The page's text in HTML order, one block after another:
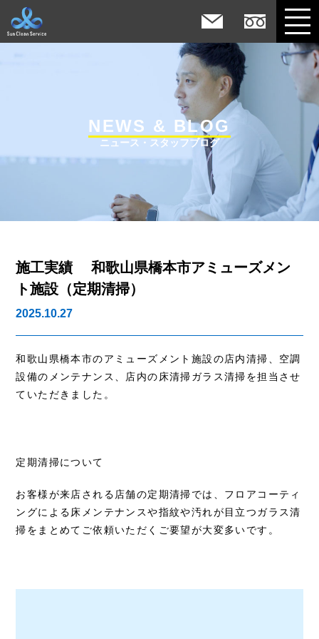
NEWS & BLOG
ニュース・スタッフブログ
施工実績 和歌山県橋本市アミューズメン
ト施設（定期清掃）
2025.10.27
和歌山県橋本市のアミューズメント施設の店内清掃、空調
設備のメンテナンス、店内の床清掃ガラス清掃を担当させ
ていただきました。
定期清掃について
お客様が来店される店舗の定期清掃では、フロアコーティ
ングによる床メンテナンスや指紋や汚れが目立つガラス清
掃をまとめてご依頼いただくご要望が大変多いです。